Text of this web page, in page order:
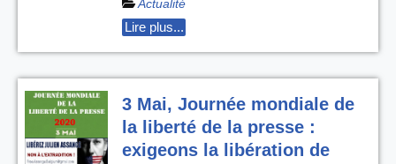
Actualité
Lire plus...
3 Mai, Journée mondiale de
la liberté de la presse :
exigeons la libération de